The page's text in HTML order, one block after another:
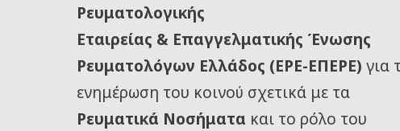
Ρευματολογικής
Εταιρείας & Επαγγελματικής Ένωσης
Ρευματολόγων Ελλάδος (ΕΡΕ-ΕΠΕΡΕ) για
ενημέρωση του κοινού σχετικά με τα
Ρευματικά Νοσήματα και το ρόλο του